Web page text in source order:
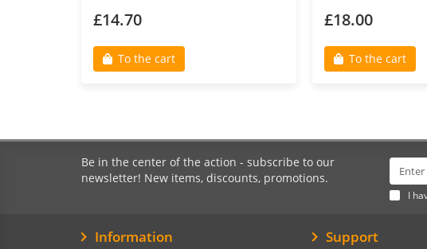
£14.70
To the cart
£18.00
To the cart
Be in the center of the action - subscribe to our
newsletter! New items, discounts, promotions.
I
Information Support